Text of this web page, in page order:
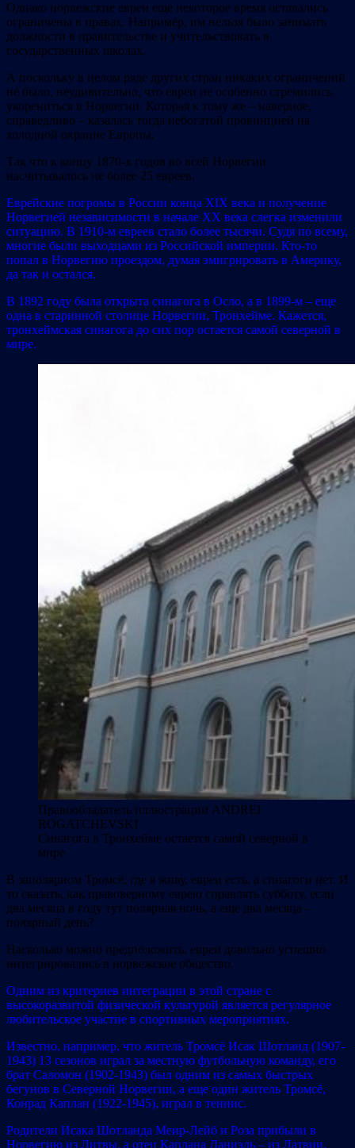
Однако норвежские евреи еще некоторое время оставались
ограничены в правах. Например, им нельзя было занимать
должности в правительстве и учительствовать в
государственных школах.
А поскольку в целом ряде других стран никаких ограничений
не было, неудивительно, что евреи не особенно стремились
укорениться в Норвегии. Которая к тому же – наверное,
справедливо – казалась тогда небогатой провинцией на
холодной окраине Европы.
Так что к концу 1870-х годов во всей Норвегии
насчитывалось не более 25 евреев.
Еврейские погромы в России конца XIX века и получение
Норвегией независимости в начале ХХ века слегка изменили
ситуацию. В 1910-м евреев стало более тысячи. Судя по всему,
многие были выходцами из Российской империи. Кто-то
попал в Норвегию проездом, думая эмигрировать в Америку,
да так и остался.
В 1892 году была открыта синагога в Осло, а в 1899-м – еще
одна в старинной столице Норвегии, Тронхейме. Кажется,
тронхеймская синагога до сих пор остается самой северной в
мире.
Правообладатель иллюстрации ANDREI
ROGATCHEVSKI
Синагога в Тронхейме остается самой северной в
мире
В заполярном Тромсё, где я живу, евреи есть, а синагоги нет. И
то сказать, как правоверному еврею справлять субботу, если
два месяца в году тут полярная ночь, а еще два месяца –
полярный день?
Насколько можно предположить, евреи довольно успешно
интегрировались в норвежское общество.
Одним из критериев интеграции в этой стране с
высокоразвитой физической культурой является регулярное
любительское участие в спортивных мероприятиях.
Известно, например, что житель Тромсё Исак Шотланд (1907-
1943) 13 сезонов играл за местную футбольную команду, его
брат Саломон (1902-1943) был одним из самых быстрых
бегунов в Северной Норвегии, а еще один житель Тромсё,
Конрад Каплан (1922-1945), играл в теннис.
Родители Исака Шотланда Меир-Лейб и Роза прибыли в
Норвегию из Литвы, а отец Каплана Даниэль – из Латвии.